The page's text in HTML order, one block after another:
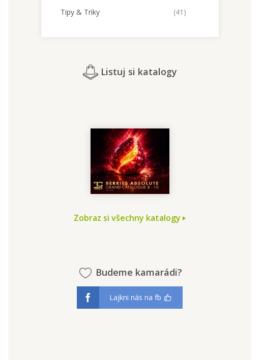
Tipy & Triky
(41)
Listuj si katalogy
Zobraz si všechny katalogy
Budeme kamarádi?
Lajkni nás na fb